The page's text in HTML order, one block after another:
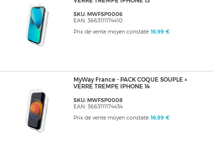
SKU: MWFSP0006
EAN: 3663111174410
Prix de vente moyen constaté: 16,99 €
MyWay France - PACK COQUE SOUPLE +
VERRE TREMPE IPHONE 14
SKU: MWFSP0008
EAN: 3663111174434
Prix de vente moyen constaté: 16,99 €